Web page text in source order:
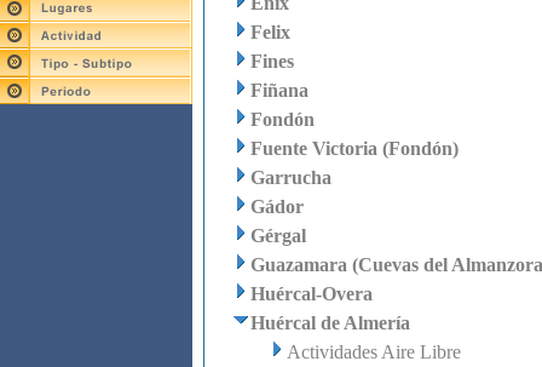
Felix
Fines
Fiñana
Fondón
Fuente Victoria (Fondón)
Garrucha
Gádor
Gérgal
Guazamara (Cuevas del
Huércal-Overa
Huércal de Almería
Actividades Aire Libre